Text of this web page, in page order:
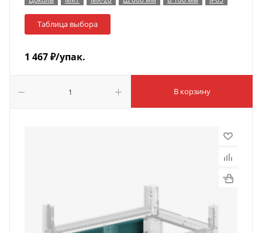
Таблица выбора
1 467₽/упак.
В корзину